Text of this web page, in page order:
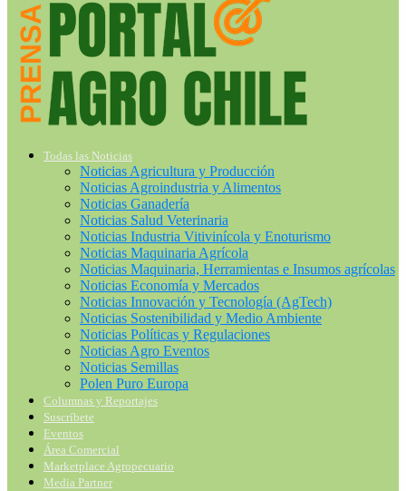
Todas las Noticias
Noticias Agricultura y Producción
Noticias Agroindustria y Alimentos
Noticias Ganadería
Noticias Salud Veterinaria
Noticias Industria Vitivinícola y Enoturismo
Noticias Maquinaria Agrícola
Noticias Maquinaria, Herramientas e Insumos agrícolas
Noticias Economía y Mercados
Noticias Innovación y Tecnología (AgTech)
Noticias Sostenibilidad y Medio Ambiente
Noticias Políticas y Regulaciones
Noticias Agro Eventos
Noticias Semillas
Polen Puro Europa
Columnas y Reportajes
Suscríbete
Eventos
Área Comercial
Marketplace Agropecuario
Media Partner